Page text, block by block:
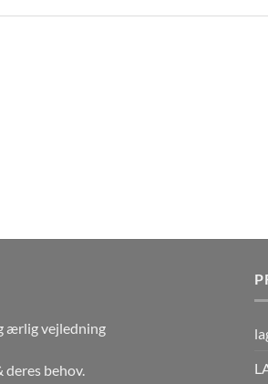
ærlig vejledning
deres behov.